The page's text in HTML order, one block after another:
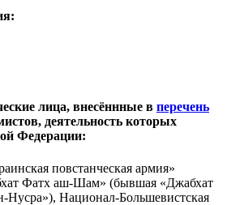
лица, внесённные в перечень
деятельность которых
Федерации:
повстанческая армия»
Фатх аш-Шам» (бывшая «Джабхат
Нусра»), Национал-Большевистская